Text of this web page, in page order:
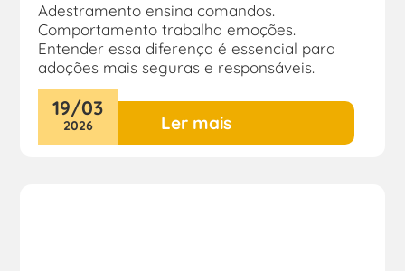
Adestramento ensina comandos.
Comportamento trabalha emoções.
Entender essa diferença é essencial para
adoções mais seguras e responsáveis.
Ler mais
19/03
2026